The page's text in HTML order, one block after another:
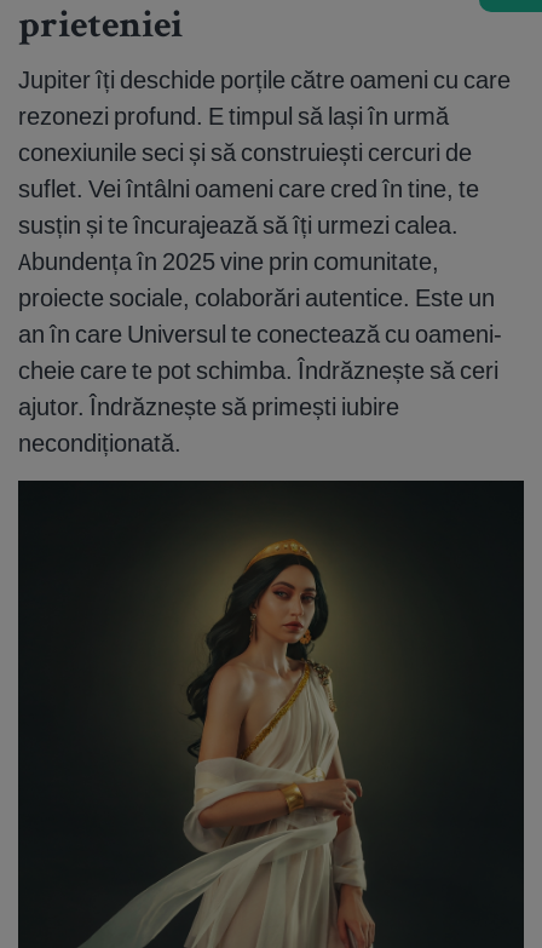
prieteniei
Jupiter îți deschide porțile către oameni cu care
rezonezi profund. E timpul să lași în urmă
conexiunile seci și să construiești cercuri de
suflet. Vei întâlni oameni care cred în tine, te
susțin și te încurajează să îți urmezi calea.
Abundența în 2025 vine prin comunitate,
proiecte sociale, colaborări autentice. Este un
an în care Universul te conectează cu oameni-
cheie care te pot schimba. Îndrăznește să ceri
ajutor. Îndrăznește să primești iubire
necondiționată.